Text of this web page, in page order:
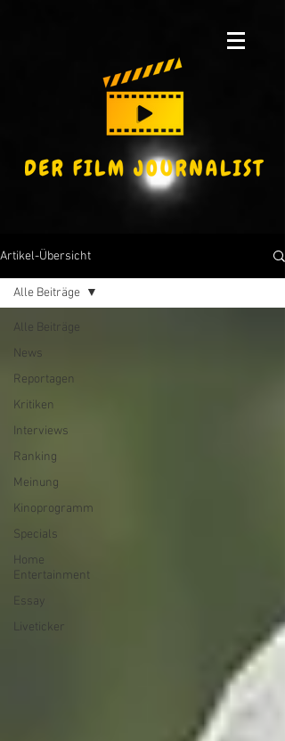
Artikel-Übersicht
Alle Beiträge
News
Reportagen
Kritiken
Interviews
Ranking
Meinung
Kinoprogramm
Specials
Home
Entertainment
Essay
Liveticker
Alle Beiträge